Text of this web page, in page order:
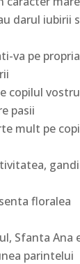
darul iubirii
va pe propria
copilul
pasii
mult pe
floralea
Sfanta Ana
parintelui